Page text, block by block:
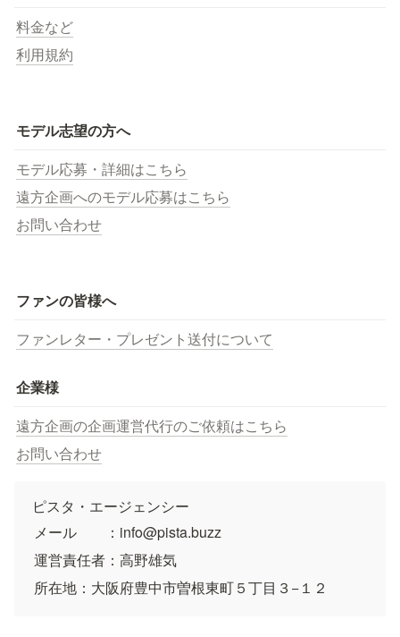
料金など
利用規約
モデル志望の方へ
モデル応募・詳細はこちら
遠方企画へのモデル応募はこちら
お問い合わせ
ファンの皆様へ
ファンレター・プレゼント送付について
企業様
遠方企画の企画運営代行のご依頼はこちら
お問い合わせ
ピスタ・エージェンシー
メール　　：info@pista.buzz
運営責任者：高野雄気
所在地：大阪府豊中市曽根東町５丁目３−１２